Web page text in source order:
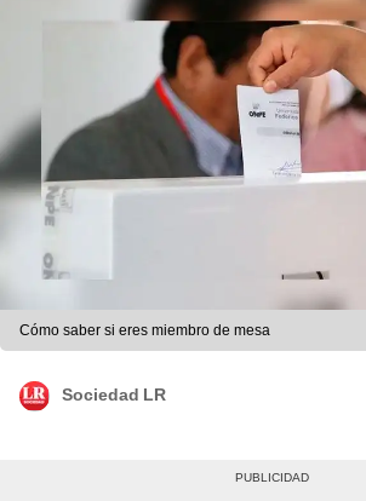
Cómo saber si eres miembro de mesa
Sociedad LR